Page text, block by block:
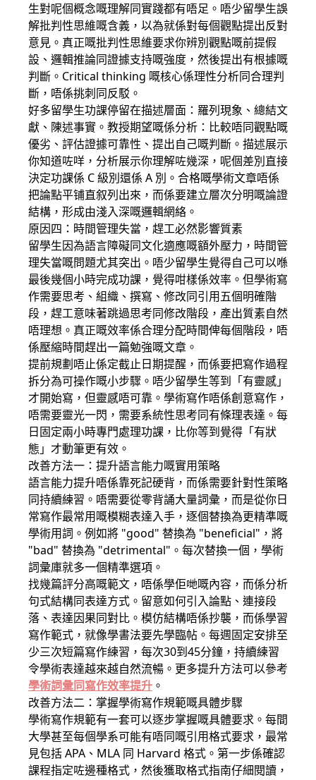
生對呢個概念嘅理解同實踐都有唔足。唔少留學生誤
解批判性思維嘅含義，以為就係對每個觀點提出反對
意見。真正嘅批判性思維要求你辨別觀點嘅前提假
設、邏輯推論同證據支持嘅強度，然後提出有根據嘅
判斷。Critical thinking 嘅核心係理性分析同合理判
斷，唔係挑刺同反駁。
好多留學生功課停留在描述層面：羅列現象、總結文
獻、陳述事實。教授期望嘅係分析：比較唔同觀點嘅
優劣、評估證據可靠性、提出自己嘅判斷。描述展示
你知道咗咩，分析展示你理解咗幾深，呢個差別直接
決定功課係 C 級別還係 A 別。合格嘅學術文章唔係
把論點平铺直叙列出來，而係要建立層次分明嘅論證
結構，形成由淺入深嘅邏輯網絡。
原因四：時間管理失當，趕工必然影響質素
留學生因為語言障礙同文化適應嘅額外壓力，時間管
理失當嘅問題尤其突出。唔少留學生覺得自己可以喺
最後幾個小時完成功課，覺得咁樣係效率。但學術寫
作需要思考、組織、撰寫、修改同引用五個明確階
段，趕工意味著跳過思考同修改階段，產出質素自然
唔理想。真正嘅效率係合理分配時間俾每個階段，唔
係壓縮時間趕出一篇勉強嘅文章。
提前規劃唔止係定截止日期提醒，而係要把寫作過程
拆分為可操作嘅小步驟。唔少留學生等到「有靈感」
才開始寫，但靈感唔可靠。學術寫作唔係創意寫作，
唔需要靈光一閃，需要系統性思考同有條理表達。每
日固定兩小時專門處理功課，比你等到覺得「有狀
態」才動筆更有效。
改善方法一：提升語言能力嘅實用策略
語言能力提升唔係靠死記硬背，而係需要針對性策略
同持續練習。唔需要從零背誦大量詞彙，而是從你日
常寫作最常用嘅模糊表達入手，逐個替換為更精準嘅
學術用詞。例如將 "good" 替換為 "beneficial"，將
"bad" 替換為 "detrimental"。每次替換一個，學術
詞彙庫就多一個精準選項。
找幾篇評分高嘅範文，唔係學佢哋嘅內容，而係分析
句式結構同表達方式。留意如何引入論點、連接段
落、表達因果同對比。模仿結構唔係抄襲，而係學習
寫作範式，就像學書法要先學臨帖。每週固定安排至
少三次短篇寫作練習，每次30到45分鐘，持續練習
令學術表達越來越自然流暢。更多提升方法可以參考
學術詞彙同寫作效率提升 。
改善方法二：掌握學術寫作規範嘅具體步驟
學術寫作規範有一套可以逐步掌握嘅具體要求。每間
大學甚至每個學系可能有唔同嘅引用格式要求，最常
見包括 APA、MLA 同 Harvard 格式。第一步係確認
課程指定咗邊種格式，然後獲取格式指南仔細閱讀，